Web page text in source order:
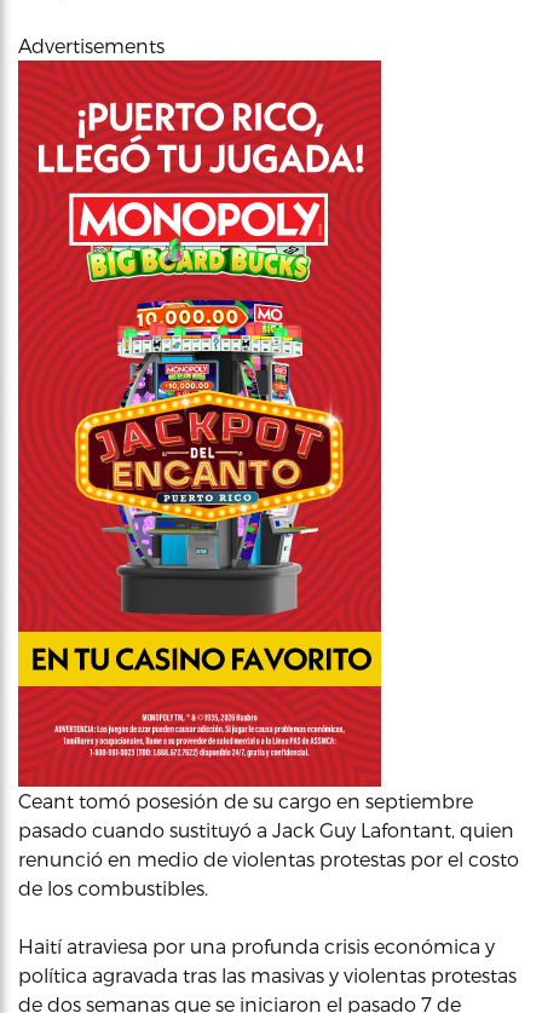
Advertisements
Ceant tomó posesión de su cargo en septiembre
pasado cuando sustituyó a Jack Guy Lafontant, quien
renunció en medio de violentas protestas por el costo
de los combustibles.
Haití atraviesa por una profunda crisis económica y
política agravada tras las masivas y violentas protestas
de dos semanas que se iniciaron el pasado 7 de